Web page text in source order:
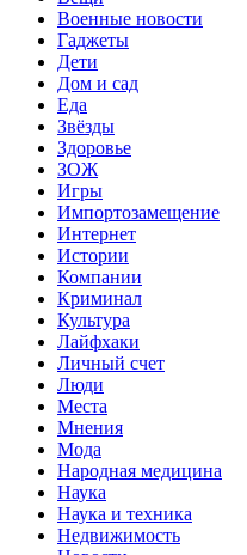
Военные новости
Гаджеты
Дети
Дом и сад
Еда
Звёзды
Здоровье
ЗОЖ
Игры
Импортозамещение
Интернет
Истории
Компании
Криминал
Культура
Лайфхаки
Личный счет
Люди
Места
Мнения
Мода
Народная медицина
Наука
Наука и техника
Недвижимость